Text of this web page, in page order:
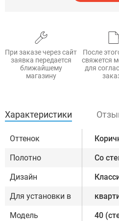
При заказе через сайт
заявка передается
ближайшему
магазину
После
свяжется
для
Характеристики
Оттенок
Полотно Со
Дизайн
Для установки в
Модель 40